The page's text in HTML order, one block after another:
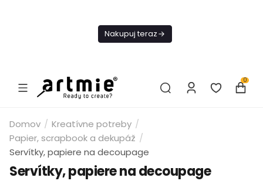
Nakupuj teraz
0
Domov / Kreatívne potreby /
Papier, scrapbook a dekupáž /
Servítky, papiere na decoupage
Servítky, papiere na decoupage